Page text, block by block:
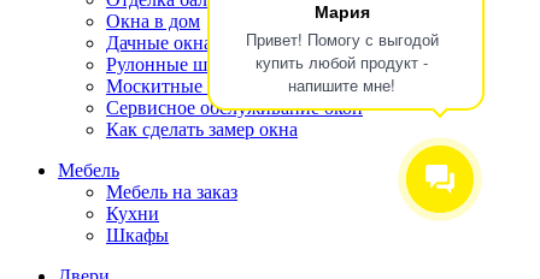
Мария
Привет! Помогу с выгодой
купить любой продукт -
напишите мне!
Окна в дом
Дачные окна
Рулонные шторы и жалюзи
Москитные сетки
Сервисное обслуживание окон
Как сделать замер окна
Мебель
Мебель на заказ
Кухни
Шкафы